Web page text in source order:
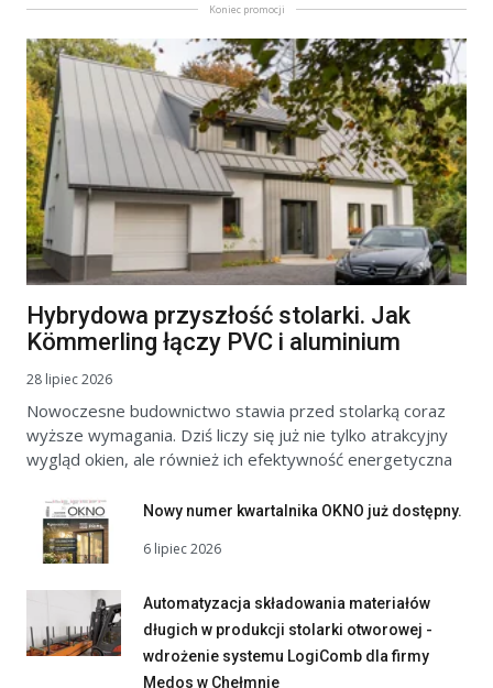
Koniec promocji
Hybrydowa przyszłość stolarki. Jak
Kömmerling łączy PVC i aluminium
28 lipiec 2026
Nowoczesne budownictwo stawia przed stolarką coraz
wyższe wymagania. Dziś liczy się już nie tylko atrakcyjny
wygląd okien, ale również ich efektywność energetyczna
Nowy numer kwartalnika OKNO już dostępny.
6 lipiec 2026
Automatyzacja składowania materiałów
długich w produkcji stolarki otworowej -
wdrożenie systemu LogiComb dla firmy
Medos w Chełmnie